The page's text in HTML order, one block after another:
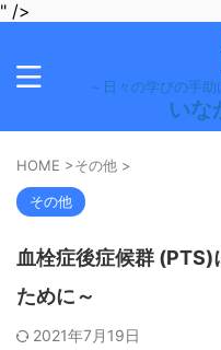
" />
～日々の学びの手
いな
HOME >その他 >
その他
血栓症後症候群
ために～
2021年7月19日